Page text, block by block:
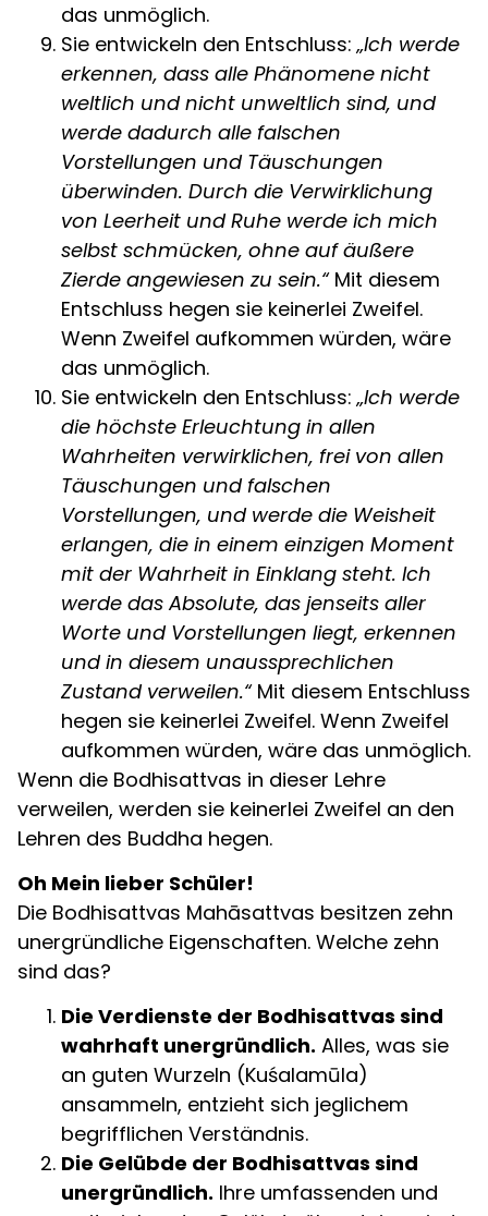
das unmöglich.
Sie entwickeln den Entschluss:„Ich werde
erkennen, dass alle Phänomene nicht
weltlich und nicht unweltlich sind, und
werde dadurch alle falschen
Vorstellungen und Täuschungen
überwinden. Durch die Verwirklichung
von Leerheit und Ruhe werde ich mich
selbst schmücken, ohne auf äußere
Zierde angewiesen zu sein.“Mit diesem
Entschluss hegen sie keinerlei Zweifel.
Wenn Zweifel aufkommen würden, wäre
das unmöglich.
Sie entwickeln den Entschluss:„Ich werde
die höchste Erleuchtung in allen
Wahrheiten verwirklichen, frei von allen
Täuschungen und falschen
Vorstellungen, und werde die Weisheit
erlangen, die in einem einzigen Moment
mit der Wahrheit in Einklang steht. Ich
werde das Absolute, das jenseits aller
Worte und Vorstellungen liegt, erkennen
und in diesem unaussprechlichen
Zustand verweilen.“Mit diesem Entschluss
hegen sie keinerlei Zweifel. Wenn Zweifel
aufkommen würden, wäre das unmöglich.
Wenn die Bodhisattvas in dieser Lehre
verweilen, werden sie keinerlei Zweifel an den
Lehren des Buddha hegen.
Oh Mein lieber Schüler!
Die Bodhisattvas Mahāsattvas besitzen zehn
unergründliche Eigenschaften. Welche zehn
sind das?
Die Verdienste der Bodhisattvas sind
wahrhaft unergründlich. Alles, was sie
an guten Wurzeln (Kuśalamūla)
ansammeln, entzieht sich jeglichem
begrifflichen Verständnis.
Die Gelübde der Bodhisattvas sind
unergründlich. Ihre umfassenden und